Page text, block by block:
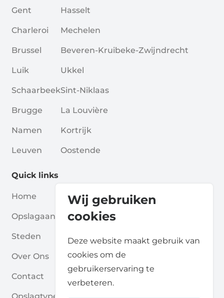
Wij gebruiken
cookies
Deze website maakt gebruik van
cookies om de
gebruikerservaring te
verbeteren.
Gent
Charleroi
Brussel
Luik
Schaarbeek
Brugge
Namen
Leuven
Hasselt
Mechelen
Beveren-Kruibeke-Zwijndrecht
Ukkel
Sint-Niklaas
La Louvière
Kortrijk
Oostende
Quick links
Home
Opslagaanbieders
Steden
Over Ons
Contact
Blogs
Verenigingen
Voor Partners
Voor Opslagaanbieders
Self Storage Rapport